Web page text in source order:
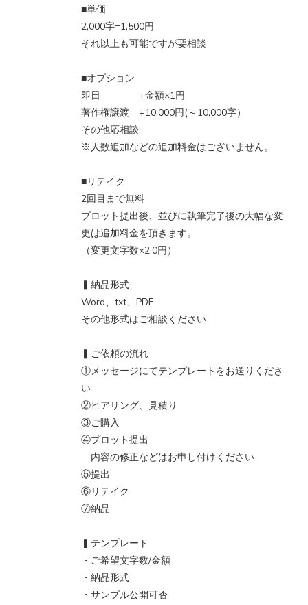
■単価
2,000字=1,500円
それ以上も可能ですが要相談
■オプション
即日 +金額×1円
著作権譲渡 +10,000円(～10,000字）
その他応相談
※人数追加などの追加料金はございません。
■リテイク
2回目まで無料
プロット提出後、並びに執筆完了後の大幅な変
更は追加料金を頂きます。
（変更文字数×2.0円）
▍納品形式
Word、txt、PDF
その他形式はご相談ください
▍ご依頼の流れ
①メッセージにてテンプレートをお送りくださ
い
②ヒアリング、見積り
③ご購入
④プロット提出
内容の修正などはお申し付けください
⑤提出
⑥リテイク
⑦納品
▍テンプレート
・ご希望文字数/金額
・納品形式
・サンプル公開可否